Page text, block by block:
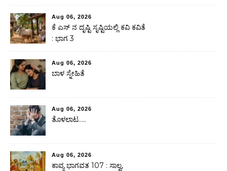
Aug 06, 2026
ಕೆ ಎಸ್ ನ ದೃಷ್ಟಿ ಸೃಷ್ಟಿಯಲ್ಲಿ ಕವಿ ಕವಿತೆ
: ಭಾಗ 3
Aug 06, 2026
ಬಾಳ ಸ್ನೇಹಿತೆ
Aug 06, 2026
ತೊಳಲಾಟ…..
Aug 06, 2026
ಕಾವ್ಯ ಭಾಗವತ 107 : ಸಾಲ್ವ,